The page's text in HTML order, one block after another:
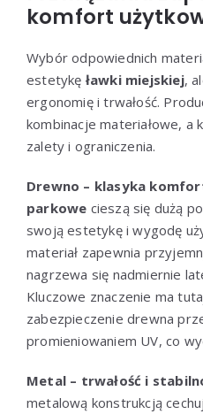
komfort
Wybór odpowiednich
estetykę ławki miejskiej,
ergonomię i trwałość.
kombinacje materiałowe, a
zalety i ograniczenia.
Drewno – klasyka
parkowe cieszą się dużą
swoją estetykę i wygodę
materiał zapewnia
nagrzewa się nadmiernie
Kluczowe znaczenie ma
zabezpieczenie drewna
promieniowaniem UV, co
Metal – trwałość i
metalową konstrukcją